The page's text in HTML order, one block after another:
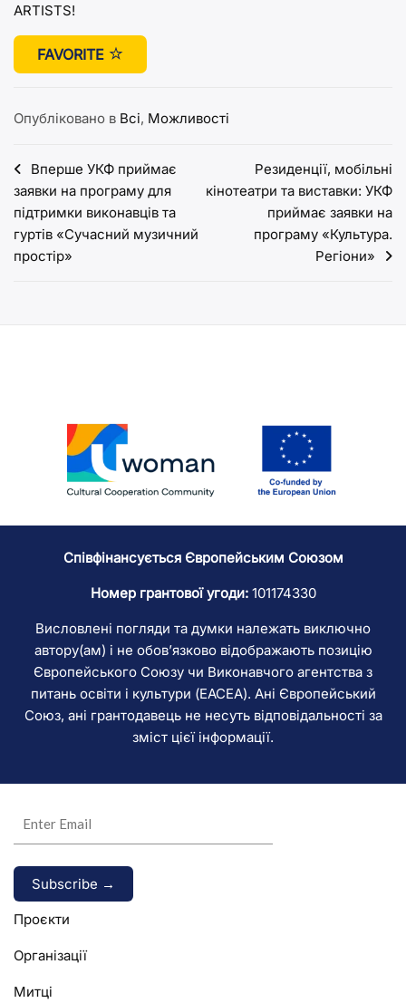
ARTISTS!
FAVORITE
Опубліковано в Всі, Можливості
Навігація
записів
Вперше УКФ приймає
заявки на програму для
підтримки виконавців та
гуртів «Сучасний музичний
простір»
Резиденції, мобільні
кінотеатри та виставки: УКФ
приймає заявки на
програму «Культура.
Регіони»
Співфінансується Європейським Союзом
Номер грантової угоди:101174330
Висловлені погляди та думки належать виключно
автору(ам) і не обов’язково відображають позицію
Європейського Союзу чи Виконавчого агентства з
питань освіти і культури (EACEA). Ані Європейський
Союз, ані грантодавець не несуть відповідальності за
зміст цієї інформації.
Alternative:
Проєкти
Організації
Митці